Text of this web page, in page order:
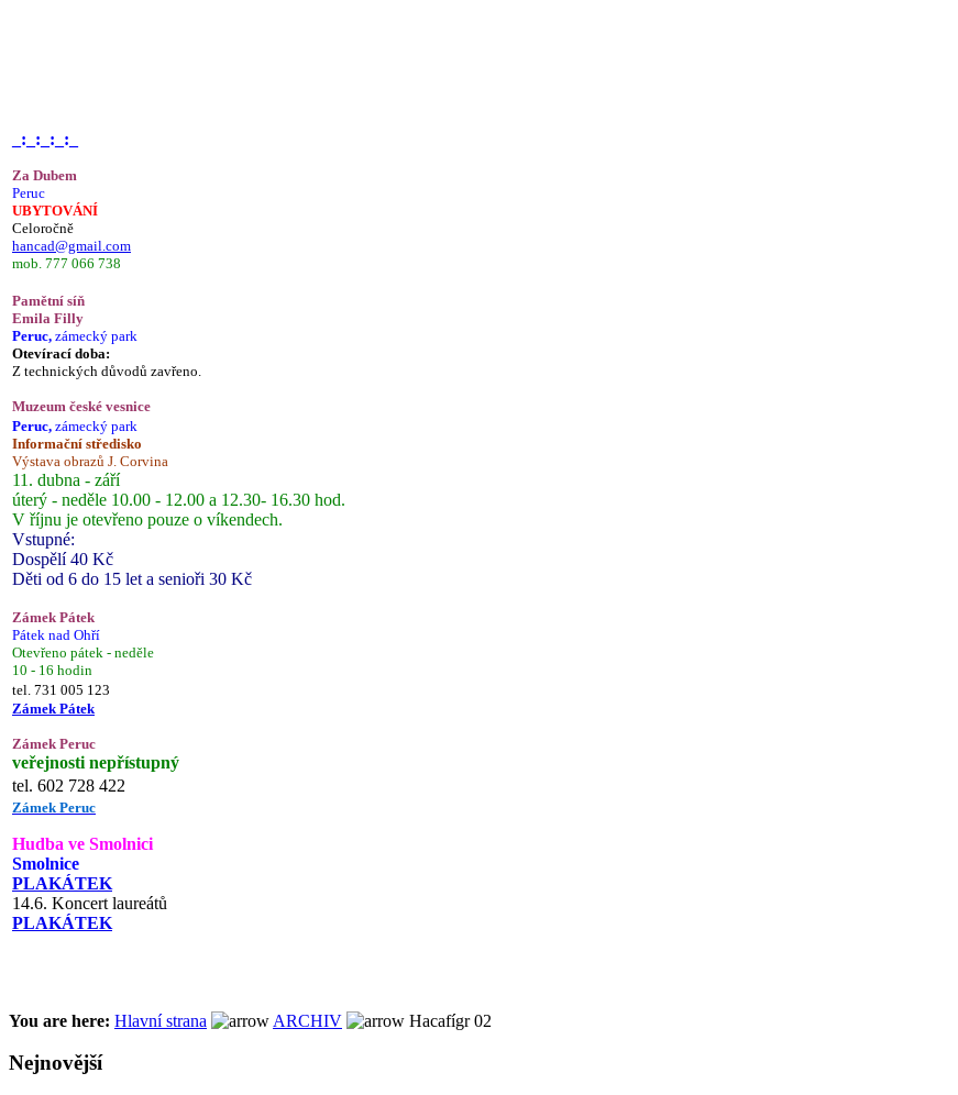
_:_:_:_:_
Za Dubem
Peruc
UBYTOVÁNÍ
Celoročně
hancad@gmail.com
mob. 777 066 738
Pamětní síň
Emila Filly
Peruc, zámecký park
Otevírací doba:
Z technických důvodů zavřeno.
Muzeum české vesnice
Peruc, zámecký park
Informační středisko
Výstava obrazů J. Corvina
11. dubna - září
úterý - neděle 10.00 - 12.00 a 12.30- 16.30 hod.
V říjnu je otevřeno pouze o víkendech.
Vstupné:
Dospělí 40 Kč
Děti od 6 do 15 let a senioři 30 Kč
Zámek Pátek
Pátek nad Ohří
Otevřeno pátek - neděle
10 - 16 hodin
tel. 731 005 123
Zámek Pátek
Zámek Peruc
veřejnosti nepřístupný
tel. 602 728 422
Zámek Peruc
Hudba ve Smolnici
Smolnice
PLAKÁTEK
14.6. Koncert laureátů
PLAKÁTEK
You are here: Hlavní strana ARCHIV Hacafígr 02
Nejnovější